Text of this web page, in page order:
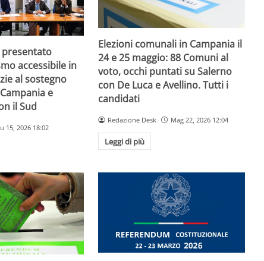
presentato
accessibile in
al sostegno
e
il Sud
15, 2026 18:02
Elezioni comunali in Campania il
24 e 25 maggio: 88 Comuni al
voto, occhi puntati su Salerno
con De Luca e Avellino. Tutti i
candidati
Redazione Desk Mag 22, 2026 12:04
Leggi di più